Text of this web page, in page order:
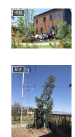
燻製
花き